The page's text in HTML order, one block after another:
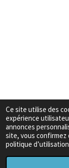
Ce site utilise des
expérience
annonces
site, vous confirmez
politique